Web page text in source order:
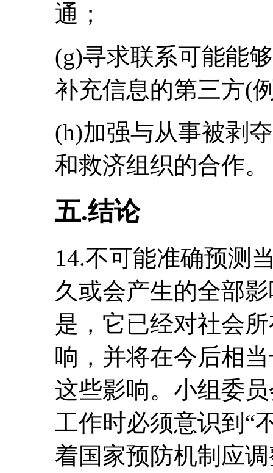
通；
(g)寻求联系可能能
补充信息的第三方(
(h)加强与从事被剥
和救济组织的合作。
五.结论
14.不可能准确预测
久或会产生的全部
是，它已经对社会
响，并将在今后相
这些影响。小组委
工作时必须意识到“
着国家预防机制应